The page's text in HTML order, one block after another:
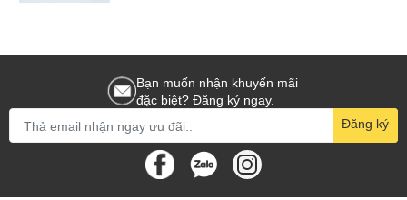
Bạn muốn nhận khuyến mãi
đặc biệt? Đăng ký ngay.
Đăng ký